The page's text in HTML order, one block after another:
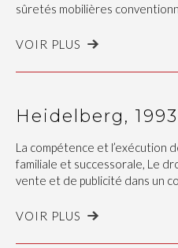
sûretés mobilières
VOIR PLUS
Heidelberg, 1993
La compétence et l’exécution
familiale et successorale, Le
vente et de publicité dans un
VOIR PLUS